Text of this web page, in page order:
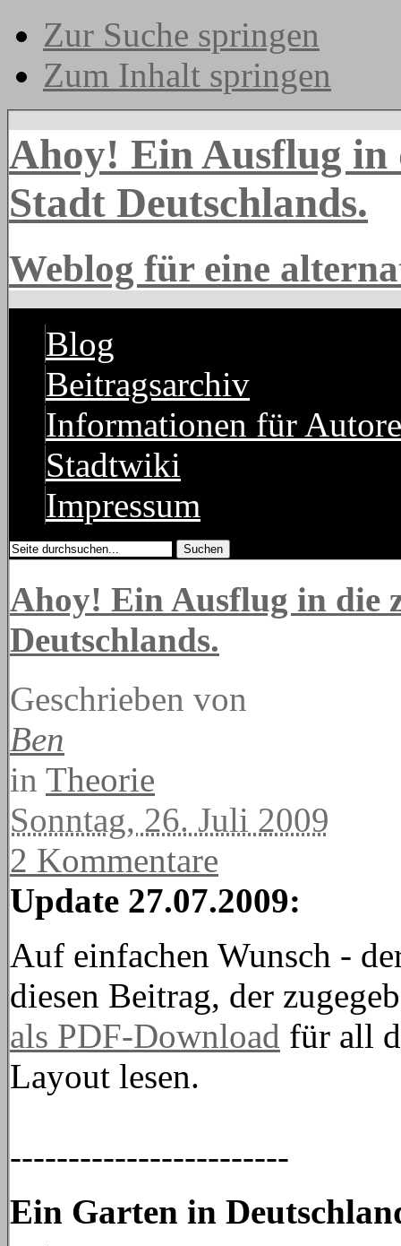
Zur Suche springen
Zum Inhalt springen
Ahoy! Ein Ausflug in
Stadt Deutschlands.
Weblog für eine
Blog
Beitragsarchiv
Informationen für
Stadtwiki
Impressum
Ahoy! Ein Ausflug in die
Deutschlands.
Geschrieben von
Ben
in Theorie
Sonntag, 26. Juli 2009
2 Kommentare
Update 27.07.2009:
Auf einfachen Wunsch -
diesen Beitrag, der
als PDF-Download für all
Layout lesen.
------------------------
Ein Garten in